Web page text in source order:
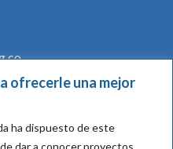
ofrecerle una mejor
ha dispuesto de este
dar a conocer proyectos,